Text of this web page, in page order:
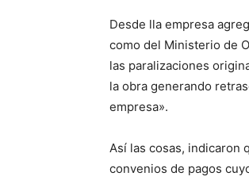
Desde lla empresa
como del Ministerio de
las paralizaciones
la obra generando
empresa».
Así las cosas, indicaron
convenios de pagos